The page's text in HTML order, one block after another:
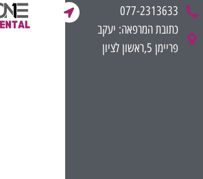
לתוכן 077-2313633
כתובת המרפאה: יעקב
פריימן 5,ראשון לציון